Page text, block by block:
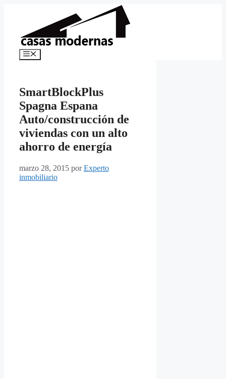
Menú
SmartBlockPlus
Spagna Espana
Auto/construcción de
viviendas con un alto
ahorro de energía
marzo 28, 2015 porExperto
inmobiliario